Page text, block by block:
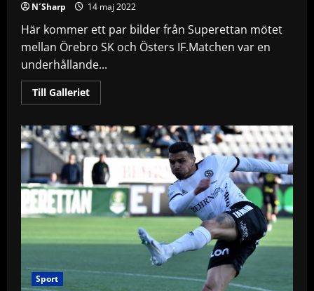
N´Sharp 14 maj 2022
Här kommer ett par bilder från Superettan mötet
mellan Örebro SK och Östers IF.Matchen var en
underhållande...
Till GallerietRead
more
SK
vs
Östers
IF
Sport